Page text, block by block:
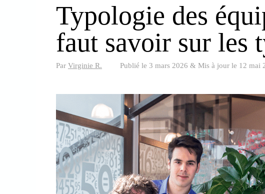
Typologie des
faut savoir sur les
Par Virginie R. Publié le 3 mars 2026 & Mis à jour le 12 mai